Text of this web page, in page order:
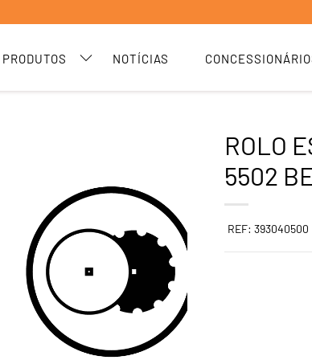
PRODUTOS NOTÍCIAS
ROLO
5502
REF: 393040500